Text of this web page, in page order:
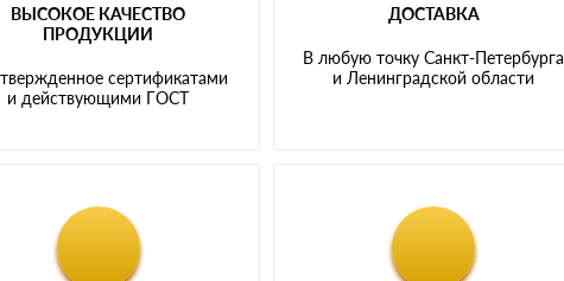
ВЫСОКОЕ КАЧЕСТВО
ПРОДУКЦИИ
сертификатами
и действующими ГОСТ
ДОСТАВКА
В любую точку Санкт-Петербурга
и Ленинградской области